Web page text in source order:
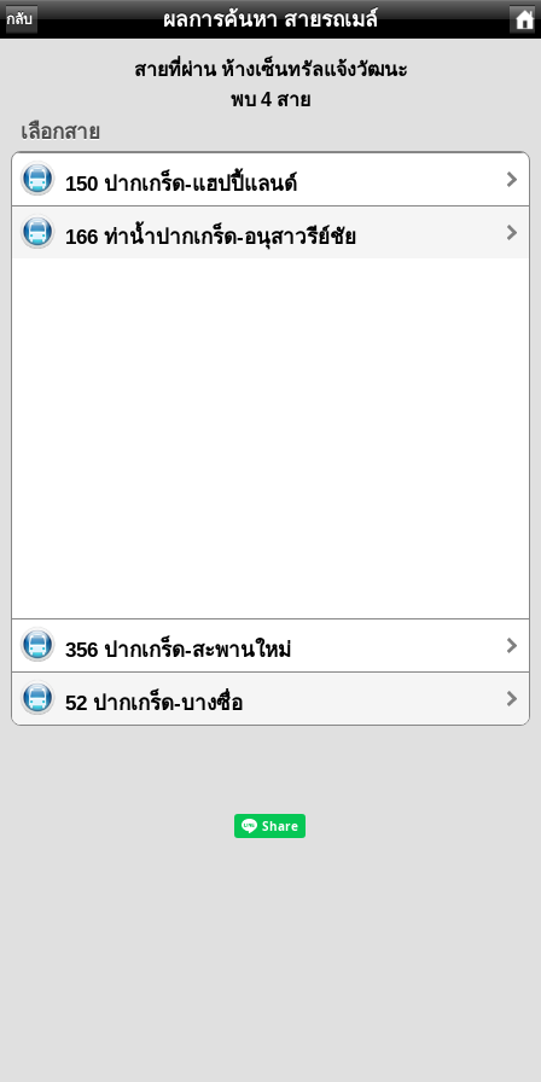
กลับ ผลการค้นหา สายรถเมล์
สายที่ผ่าน ห้างเซ็นทรัลแจ้งวัฒนะ
พบ 4 สาย
เลือกสาย
150 ปากเกร็ด-แฮปปี้แลนด์
166 ท่าน้ำปากเกร็ด-อนุสาวรีย์ชัย
356 ปากเกร็ด-สะพานใหม่
52 ปากเกร็ด-บางซื่อ